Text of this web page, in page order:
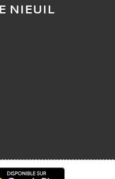
NIEUIL